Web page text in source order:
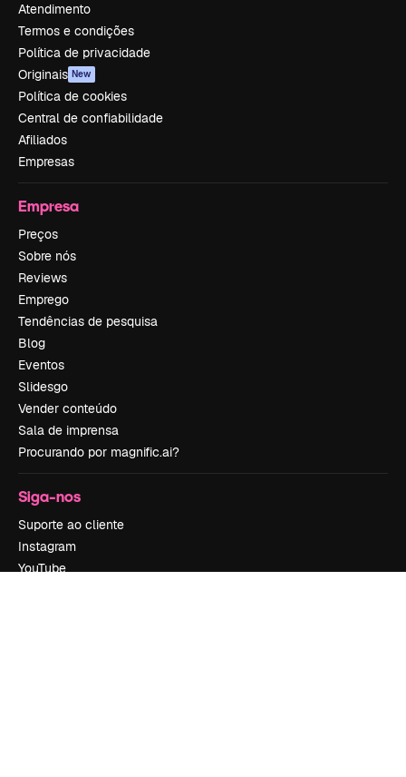
Atendimento
Termos e condições
Política de privacidade
Originais New
Política de cookies
Central de confiabilidade
Afiliados
Empresas
Empresa
Preços
Sobre nós
Reviews
Emprego
Tendências de pesquisa
Blog
Eventos
Slidesgo
Vender conteúdo
Sala de imprensa
Procurando por magnific.ai?
Siga-nos
Suporte ao cliente
Instagram
YouTube